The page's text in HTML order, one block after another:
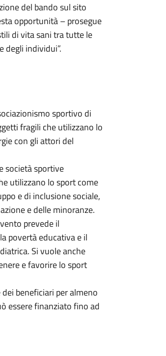
del bando sul sito
opportunità – prosegue
di vita sani tra tutte le
degli individui”.
sportivo di
fragili che utilizzano lo
con gli attori del
società sportive
utilizzano lo sport come
e di inclusione sociale,
e delle minoranze.
prevede il
povertà educativa e il
Si vuole anche
e favorire lo sport
beneficiari per almeno
essere finanziato fino ad